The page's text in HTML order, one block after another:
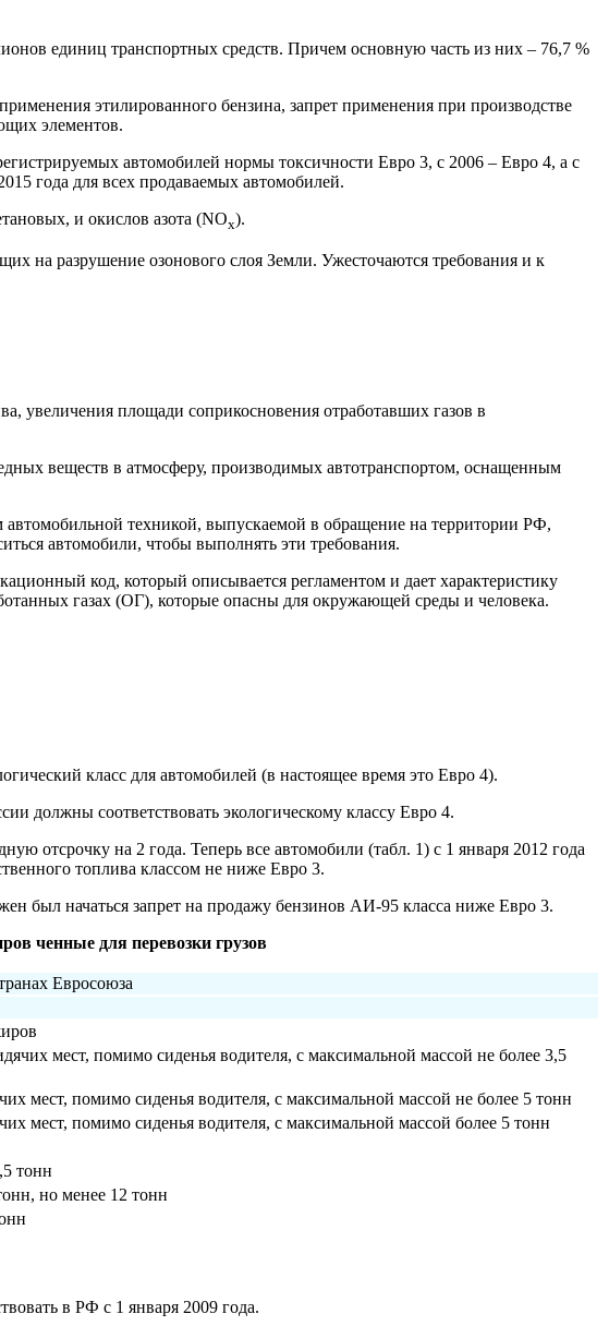
единиц транспортных средств. Причем основную часть из них – 76,7 %
этилированного бензина, запрет применения при производстве
элементов.
автомобилей нормы токсичности Евро 3, с 2006 – Евро 4, а с
года для всех продаваемых автомобилей.
и окислов азота (NОх).
на разрушение озонового слоя Земли. Ужесточаются требования и к
увеличения площади соприкосновения отработавших газов в
веществ в атмосферу, производимых автотранспортом, оснащенным
техникой, выпускаемой в обращение на территории РФ,
автомобили, чтобы выполнять эти требования.
код, который описывается регламентом и дает характеристику
газах (ОГ), которые опасны для окружающей среды и человека.
класс для автомобилей (в настоящее время это Евро 4).
должны соответствовать экологическому классу Евро 4.
отсрочку на 2 года. Теперь все автомобили (табл. 1) с 1 января 2012 года
топлива классом не ниже Евро 3.
был начаться запрет на продажу бензинов АИ-95 класса ниже Евро 3.
ченные для перевозки грузов
Евросоюза
мест, помимо сиденья водителя, с максимальной массой не более 3,5
мест, помимо сиденья водителя, с максимальной массой не более 5 тонн
мест, помимо сиденья водителя, с максимальной массой более 5 тонн
тонн
но менее 12 тонн
в РФ с 1 января 2009 года.